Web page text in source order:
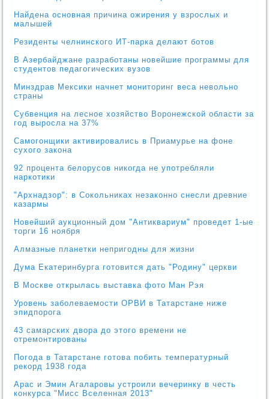
Найдена основная причина ожирения у взрослых и
малышей
Резиденты челнинского ИТ-парка делают ботов
В Азербайджане разработаны новейшие программы для
студентов педагогических вузов
Минздрав Мексики начнет мониторинг веса невольно
страны
Субвенция на лесное хозяйство Воронежской области за
год выросла на 37%
Самогонщики активировались в Приамурье на фоне
сухого закона
92 процента белорусов никогда не употребляли
наркотики
"Архнадзор": в Сокольниках незаконно снесли древние
казармы
Новейший аукционный дом "Антиквариум" проведет 1-ые
торги 16 ноября
Алмазные планетки непригодны для жизни
Дума Екатеринбурга готовится дать "Родину" церкви
В Москве открылась выставка фото Ман Рэя
Уровень заболеваемости ОРВИ в Татарстане ниже
эпидпорога
43 самарских двора до этого времени не
отремонтированы
Погода в Татарстане готова побить температурный
рекорд 1938 года
Арас и Эмин Агаларовы устроили вечеринку в честь
конкурса "Мисс Вселенная 2013"